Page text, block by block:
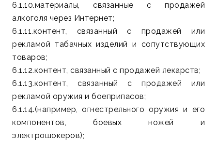
6.1.10.материалы, связанные с продажей
алкоголя через Интернет;
6.1.11.контент, связанный с продажей или
рекламой табачных изделий и сопутствующих
товаров;
6.1.12.контент, связанный с продажей лекарств;
6.1.13.контент, связанный с продажей или
рекламой оружия и боеприпасов;
6.1.14.(например, огнестрельного оружия и его
компонентов, боевых ножей и
электрошокеров);